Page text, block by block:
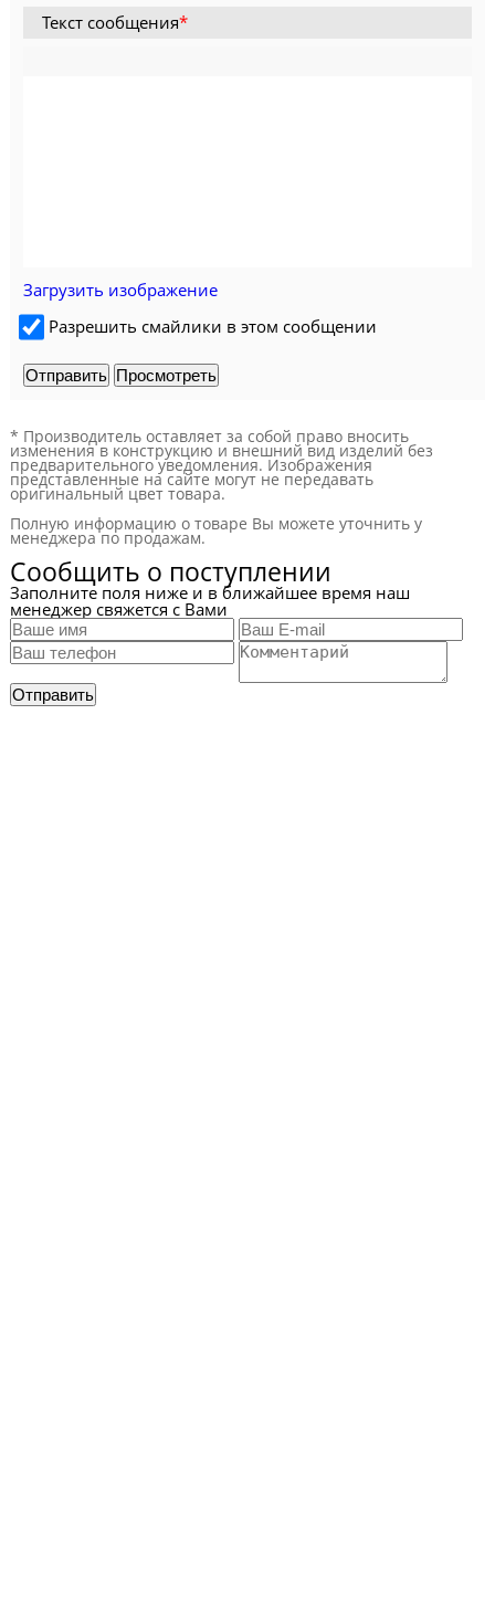
Текст сообщения*
Загрузить изображение
Разрешить смайлики в этом сообщении
* Производитель оставляет за собой право вносить
изменения в конструкцию и внешний вид изделий без
предварительного уведомления. Изображения
представленные на сайте могут не передавать
оригинальный цвет товара.
Полную информацию о товаре Вы можете уточнить у
менеджера по продажам.
Сообщить о поступлении
Заполните поля ниже и в ближайшее время наш
менеджер свяжется с Вами